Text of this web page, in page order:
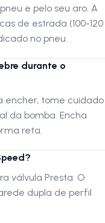
o suficiente para um
comprometer o peso
segurapara quem busca
para pneus de largura 23
furos.
para bicicletas de
pressões mais
e pelo seu aro. A
de estrada (100-120
no pneu.
durante o
encher, tome cuidado
da bomba. Encha
reta.
válvula Presta. O
dupla de perfil